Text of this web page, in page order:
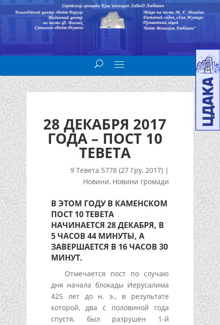
28 ДЕКАБРЯ 2017
ГОДА – ПОСТ 10
ТЕВЕТА
9 Тевета 5778 (27 Гру, 2017) |
Новини, Новини громади
В ЭТОМ ГОДУ В КАМЕНСКОМ
ПОСТ 10 ТЕВЕТА
НАЧИНАЕТСЯ 28 ДЕКАБРЯ, В
5 ЧАСОВ 44 МИНУТЫ, А
ЗАВЕРШАЕТСЯ В 16 ЧАСОВ 30
МИНУТ.
Отмечается пост по случаю
дня начала блокады Иерусалима
425 лет до н. э., в результате
которой, два с половиной года
спустя, был разрушен 1-й